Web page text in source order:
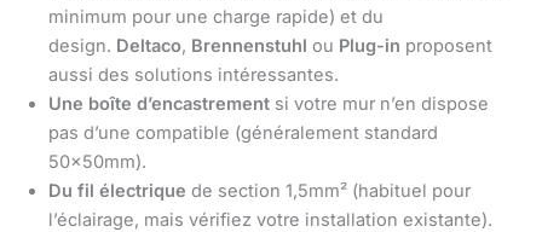
minimum pour une charge rapide) et du
design. Deltaco, Brennenstuhl ou Plug-in proposent
aussi des solutions intéressantes.
Une boîte d’encastrement si votre mur n’en dispose
pas d’une compatible (généralement standard
50x50mm).
Du fil électrique de section 1,5mm² (habituel pour
l’éclairage, mais vérifiez votre installation existante).